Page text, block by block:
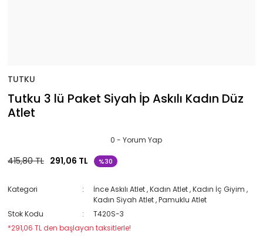
TUTKU
Tutku 3 lü Paket Siyah İp Askılı Kadın Düz
Atlet
0 - Yorum Yap
415,80 TL 291,06 TL %30
Kategori İnce Askılı Atlet,Kadın Atlet ,Kadın İç Giyim ,
Kadın Siyah Atlet ,Pamuklu Atlet
Stok Kodu
T420S-3
*291,06 TL den başlayan taksitlerle!